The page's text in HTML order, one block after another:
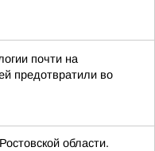
почти на
предотвратили во
области.